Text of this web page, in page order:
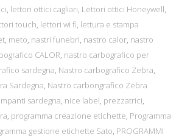
, lettori ottici cagliari, Lettori ottici Honeywell,
touch, lettori wi fi, lettura e stampa
, meto, nastri funebri, nastro calor, nastro
CALOR, nastro carbografico per
sardegna, Nastro carbografico Zebra,
Sardegna, Nastro carbongrafico Zebra
sardegna, nice label, prezzatrici,
, programma creazione etichette, Programma
gestione etichette Sato, PROGRAMMI